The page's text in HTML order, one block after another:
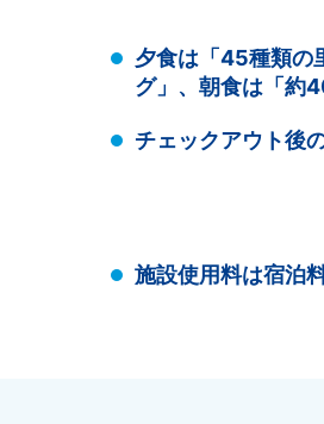
夕食は「45種類の
グ」、朝食は「約
チェックアウト後
施設使用料は宿泊